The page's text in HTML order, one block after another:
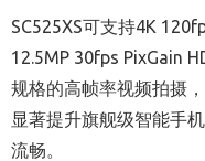
SC525XS可支持4K
12.5MP 30fps PixGain
规格的高帧率视频拍摄
显著提升旗舰级智能手
流畅。